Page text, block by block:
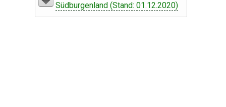
Südburgenland (Stand: 01.12.2020)